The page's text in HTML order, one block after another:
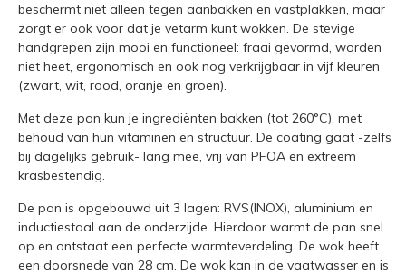
beschermt niet alleen tegen aanbakken en vastplakken, maar
zorgt er ook voor dat je vetarm kunt wokken. De stevige
handgrepen zijn mooi en functioneel: fraai gevormd, worden
niet heet, ergonomisch en ook nog verkrijgbaar in vijf kleuren
(zwart, wit, rood, oranje en groen).
Met deze pan kun je ingrediënten bakken (tot 260°C), met
behoud van hun vitaminen en structuur. De coating gaat -zelfs
bij dagelijks gebruik- lang mee, vrij van PFOA en extreem
krasbestendig.
De pan is opgebouwd uit 3 lagen: RVS(INOX), aluminium en
inductiestaal aan de onderzijde. Hierdoor warmt de pan snel
op en ontstaat een perfecte warmteverdeling. De wok heeft
een doorsnede van 28 cm. De wok kan in de vaatwasser en is